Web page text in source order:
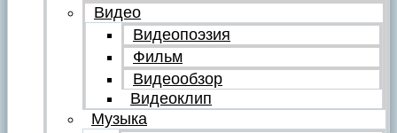
Видео
Видеопоэзия
Фильм
Видеообзор
Видеоклип
Музыка